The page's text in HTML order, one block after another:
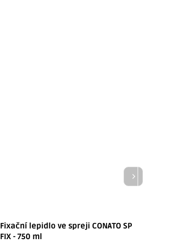
Fixační lepidlo ve spreji CONATO SP
FIX - 750 ml